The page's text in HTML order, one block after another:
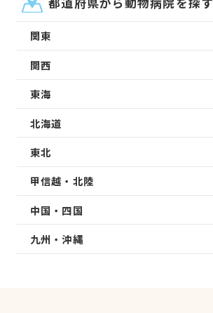
関東
関西
東海
北海道
東北
甲信越・北陸
中国・四国
九州・沖縄